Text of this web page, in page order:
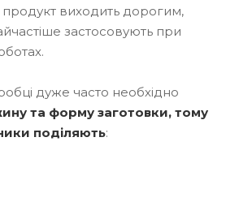
продукт виходить дорогим,
застосовують при
дуже часто необхідно
та форму заготовки, тому
поділяють: